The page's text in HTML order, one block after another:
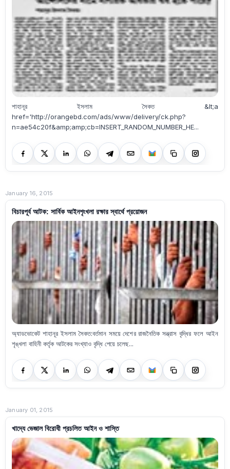
শাহানূর ইসলাম সৈকত &lt;a
href='http://orangebd.com/ads/www/delivery/ck.php?
n=ae54c20f&amp;amp;cb=INSERT_RANDOM_NUMBER_HE...
January 16, 2015
বিচারপূর্ব আটক: সার্বিক আইনশৃংখলা রক্ষার স্বার্থে প্রয়োজন
অ্যাডভোকেট শাহানূর ইসলাম সৈকত:বর্তমান সময়ে দেশের রাজনৈতিক সন্ত্রাস বৃদ্ধির ফলে আইন
শৃঙ্খলা বাহিনী কর্তৃক আটকের সংখ্যাও বৃদ্ধি পেয়ে চলেছ...
January 01, 2015
খাদ্যে ভেজাল বিরোধী প্রচলিত আইন ও শাস্তি